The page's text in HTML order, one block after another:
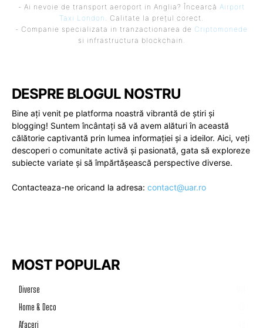
- Ai nevoie de transport aeroport in Anglia? Încearcă Airport
Taxi London . Calitate la prețul corect.
- Companie specializata in tranzactionarea de Criptomonede
si infrastructura blockchain.
DESPRE BLOGUL NOSTRU
Bine ați venit pe platforma noastră vibrantă de știri și
blogging! Suntem încântați să vă avem alături în această
călătorie captivantă prin lumea informației și a ideilor. Aici, veți
descoperi o comunitate activă și pasionată, gata să exploreze
subiecte variate și să împărtășească perspective diverse.
Contacteaza-ne oricand la adresa: contact@uar.ro
MOST POPULAR
Diverse
Home & Deco
Afaceri